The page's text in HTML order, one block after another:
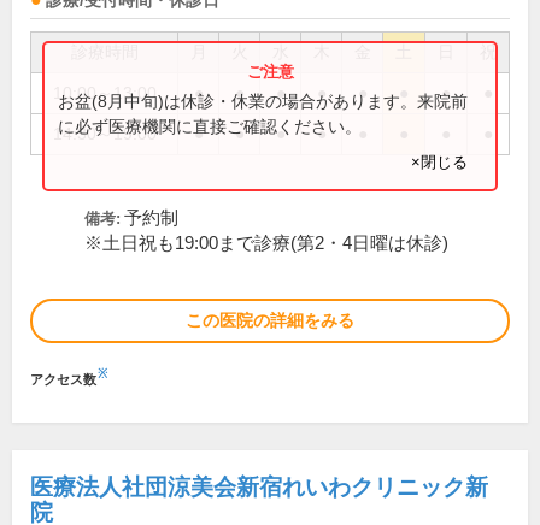
祝
10:00～13:00 ● ● ● ● ● ●
14:30～19:00 ● ● ● ●
お盆(8月中旬)は休診・休業の場合があります。来院前
に必ず医療機関に直接ご確認ください。
×閉じる
備考: 予約制
※土日祝も19:00まで診療(第2・4日曜は休診)
この医院の詳細をみる
アクセス数※
医療法人社団涼美会新宿れいわクリニック新
院